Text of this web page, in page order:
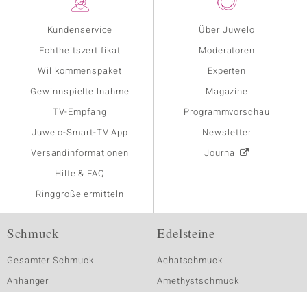
Kundenservice
Echtheitszertifikat
Willkommenspaket
Gewinnspielteilnahme
TV-Empfang
Juwelo-Smart-TV App
Versandinformationen
Hilfe & FAQ
Ringgröße ermitteln
Über Juwelo
Moderatoren
Experten
Magazine
Programmvorschau
Newsletter
Journal
Schmuck
Gesamter Schmuck
Anhänger
Edelsteine
Achatschmuck
Amethystschmuck